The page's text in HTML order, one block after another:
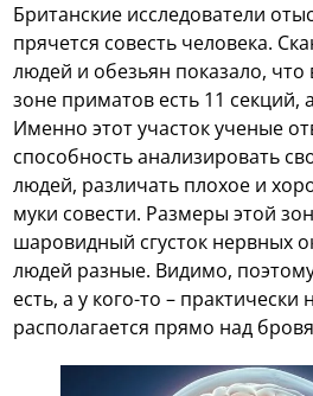
Британские исследователи
прячется совесть человека.
людей и обезьян показало,
зоне приматов есть 11 секций,
Именно этот участок ученые
способность анализировать
людей, различать плохое и
муки совести. Размеры этой
шаровидный сгусток нервных
людей разные. Видимо, поэтому
есть, а у кого-то – практически
располагается прямо над